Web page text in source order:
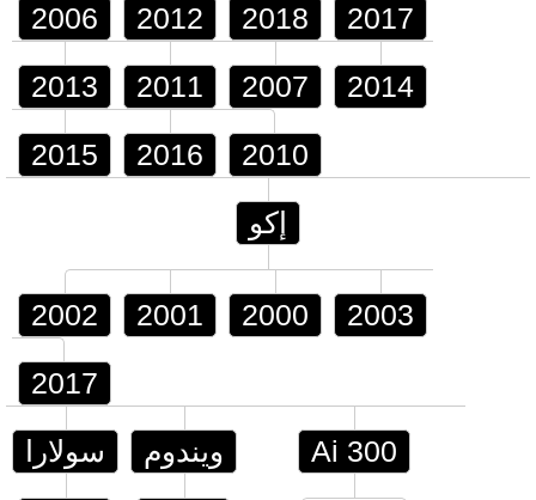
2006 2012 2018 2017
2013 2011 2007 2014
2015 2016 2010
إكو
2002 2001 2000 2003
2017
سولارا ويندوم Ai 300